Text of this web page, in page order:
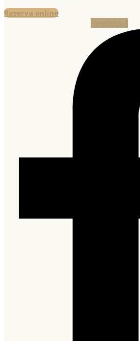
Reserva online